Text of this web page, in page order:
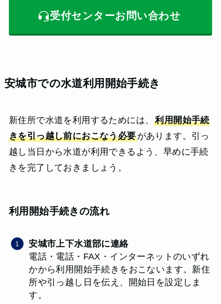
受付センターお問い合わせ
安城市での水道利用開始手続き
新住所で水道を利用するためには、利用開始手続
きを引っ越し前におこなう必要があります。引っ
越し当日から水道が利用できるよう、早めに手続
きを完了しておきましょう。
利用開始手続きの流れ
安城市上下水道部に連絡
電話・電話・FAX・インターネットのいずれ
かから利用開始手続きをおこないます。新住
所や引っ越し日を伝え、開始日を設定しま
す。